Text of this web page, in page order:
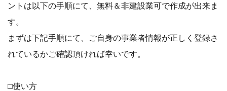
ントは以下の手順にて、無料＆非建設業可で作成が出来ま
す。
まずは下記手順にて、ご自身の事業者情報が正しく登録さ
れているかご確認頂ければ幸いです。
□使い方